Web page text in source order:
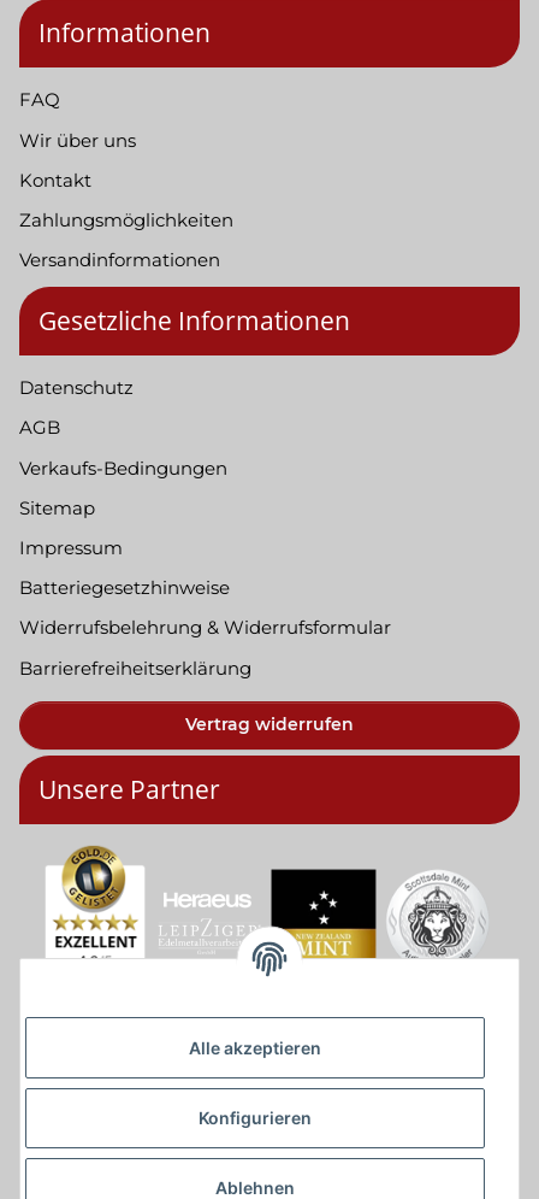
Alle akzeptieren
Konfigurieren
Ablehnen
Informationen
FAQ
Wir über uns
Kontakt
Zahlungsmöglichkeiten
Versandinformationen
Gesetzliche Informationen
Datenschutz
AGB
Verkaufs-Bedingungen
Sitemap
Impressum
Batteriegesetzhinweise
Widerrufsbelehrung & Widerrufsformular
Barrierefreiheitserklärung
Vertrag widerrufen
Unsere Partner